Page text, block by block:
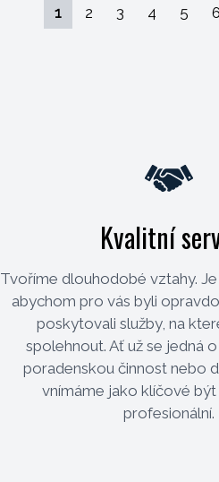
1 2 3 4 5 6
Kvalitní
Tvoříme dlouhodobé vztahy.
abychom pro vás byli
poskytovali služby, na
spolehnout. Ať už se jedná
poradenskou činnost nebo
vnímáme jako klíčové být
profesionální.